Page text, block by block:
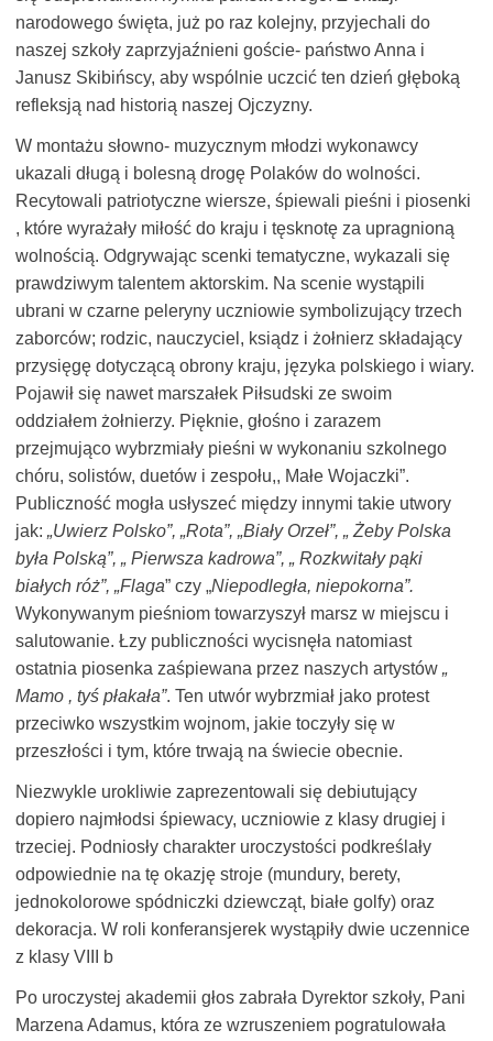
narodowego święta, już po raz kolejny, przyjechali do
naszej szkoły zaprzyjaźnieni goście- państwo Anna i
Janusz Skibińscy, aby wspólnie uczcić ten dzień głęboką
refleksją nad historią naszej Ojczyzny.
W montażu słowno- muzycznym młodzi wykonawcy
ukazali długą i bolesną drogę Polaków do wolności.
Recytowali patriotyczne wiersze, śpiewali pieśni i piosenki
, które wyrażały miłość do kraju i tęsknotę za upragnioną
wolnością. Odgrywając scenki tematyczne, wykazali się
prawdziwym talentem aktorskim. Na scenie wystąpili
ubrani w czarne peleryny uczniowie symbolizujący trzech
zaborców; rodzic, nauczyciel, ksiądz i żołnierz składający
przysięgę dotyczącą obrony kraju, języka polskiego i wiary.
Pojawił się nawet marszałek Piłsudski ze swoim
oddziałem żołnierzy. Pięknie, głośno i zarazem
przejmująco wybrzmiały pieśni w wykonaniu szkolnego
chóru, solistów, duetów i zespołu,, Małe Wojaczki”.
Publiczność mogła usłyszeć między innymi takie utwory
jak:„Uwierz Polsko”, „Rota”, „Biały Orzeł”, „ Żeby Polska
była Polską”, „ Pierwsza kadrowa”, „ Rozkwitały pąki
białych róż”, „Flaga” czy „Niepodległa, niepokorna”.
Wykonywanym pieśniom towarzyszył marsz w miejscu i
salutowanie. Łzy publiczności wycisnęła natomiast
ostatnia piosenka zaśpiewana przez naszych artystów„
Mamo , tyś płakała”. Ten utwór wybrzmiał jako protest
przeciwko wszystkim wojnom, jakie toczyły się w
przeszłości i tym, które trwają na świecie obecnie.
Niezwykle urokliwie zaprezentowali się debiutujący
dopiero najmłodsi śpiewacy, uczniowie z klasy drugiej i
trzeciej. Podniosły charakter uroczystości podkreślały
odpowiednie na tę okazję stroje (mundury, berety,
jednokolorowe spódniczki dziewcząt, białe golfy) oraz
dekoracja. W roli konferansjerek wystąpiły dwie uczennice
z klasy VIII b
Po uroczystej akademii głos zabrała Dyrektor szkoły, Pani
Marzena Adamus, która ze wzruszeniem pogratulowała